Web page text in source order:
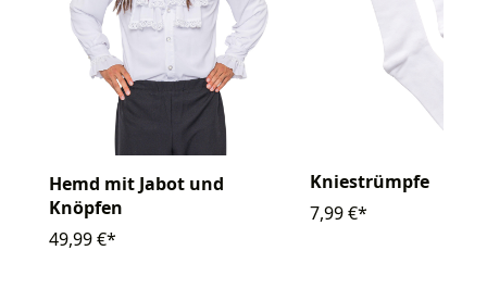
Hemd mit Jabot und
Knöpfen
49,99 €*
Kniestrümpfe
7,99 €*